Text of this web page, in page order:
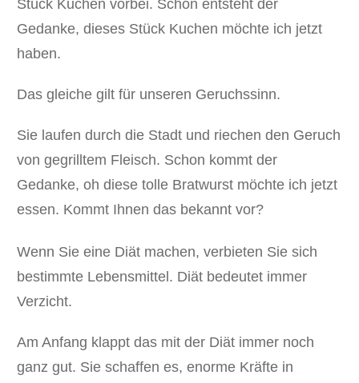
Stück Kuchen vorbei. Schon entsteht der
Gedanke, dieses Stück Kuchen möchte ich jetzt
haben.
Das gleiche gilt für unseren Geruchssinn.
Sie laufen durch die Stadt und riechen den Geruch
von gegrilltem Fleisch. Schon kommt der
Gedanke, oh diese tolle Bratwurst möchte ich jetzt
essen. Kommt Ihnen das bekannt vor?
Wenn Sie eine Diät machen, verbieten Sie sich
bestimmte Lebensmittel. Diät bedeutet immer
Verzicht.
Am Anfang klappt das mit der Diät immer noch
ganz gut. Sie schaffen es, enorme Kräfte in